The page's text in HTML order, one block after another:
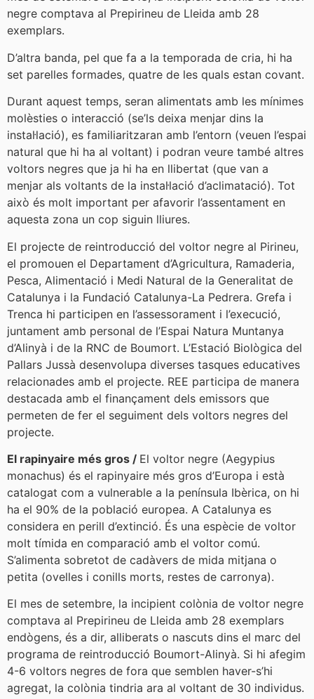
negre comptava al Prepirineu de Lleida amb 28
exemplars.
D’altra banda, pel que fa a la temporada de cria, hi ha
set parelles formades, quatre de les quals estan covant.
Durant aquest temps, seran alimentats amb les mínimes
molèsties o interacció (se’ls deixa menjar dins la
instal·lació), es familiaritzaran amb l’entorn (veuen l’espai
natural que hi ha al voltant) i podran veure també altres
voltors negres que ja hi ha en llibertat (que van a
menjar als voltants de la instal·lació d’aclimatació). Tot
això és molt important per afavorir l’assentament en
aquesta zona un cop siguin lliures.
El projecte de reintroducció del voltor negre al Pirineu,
el promouen el Departament d’Agricultura, Ramaderia,
Pesca, Alimentació i Medi Natural de la Generalitat de
Catalunya i la Fundació Catalunya-La Pedrera. Grefa i
Trenca hi participen en l’assessorament i l’execució,
juntament amb personal de l’Espai Natura Muntanya
d’Alinyà i de la RNC de Boumort. L’Estació Biològica del
Pallars Jussà desenvolupa diverses tasques educatives
relacionades amb el projecte. REE participa de manera
destacada amb el finançament dels emissors que
permeten de fer el seguiment dels voltors negres del
projecte.
El rapinyaire més gros / El voltor negre (Aegypius
monachus) és el rapinyaire més gros d’Europa i està
catalogat com a vulnerable a la península Ibèrica, on hi
ha el 90% de la població europea. A Catalunya es
considera en perill d’extinció. És una espècie de voltor
molt tímida en comparació amb el voltor comú.
S’alimenta sobretot de cadàvers de mida mitjana o
petita (ovelles i conills morts, restes de carronya).
El mes de setembre, la incipient colònia de voltor negre
comptava al Prepirineu de Lleida amb 28 exemplars
endògens, és a dir, alliberats o nascuts dins el marc del
programa de reintroducció Boumort-Alinyà. Si hi afegim
4-6 voltors negres de fora que semblen haver-s’hi
agregat, la colònia tindria ara al voltant de 30 individus.